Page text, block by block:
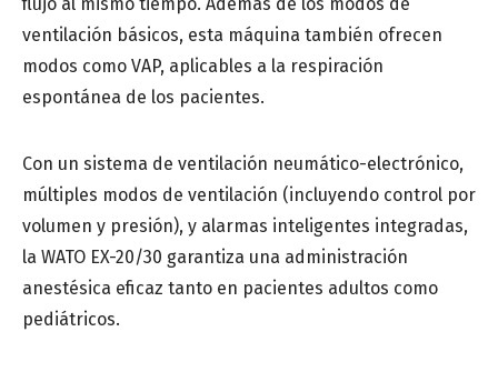
Provincia*
Especialidad médica*
Centro de saludo o Institución médica
ventilación básicos, esta máquina también ofrecen
modos como VAP, aplicables a la respiración
espontánea de los pacientes.
Con un sistema de ventilación neumático-electrónico,
múltiples modos de ventilación (incluyendo control por
volumen y presión), y alarmas inteligentes integradas,
la WATO EX-20/30 garantiza una administración
anestésica eficaz tanto en pacientes adultos como
pediátricos.